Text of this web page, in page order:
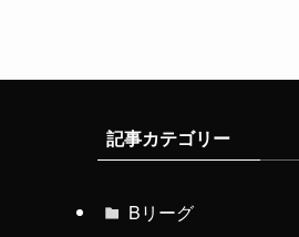
記事カテゴリー
Bリーグ